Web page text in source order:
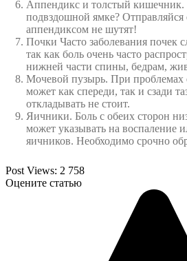
Аппендикс и толстый кишечник.
подвздошной ямке? Отправляйся
аппендиксом не шутят!
Почки Часто заболевания почек
так как боль очень часто
нижней части спины, бедрам,
Мочевой пузырь. При проблемах
может как спереди, так и сзади
откладывать не стоит.
Яичники. Боль с обеих сторон
может указывать на воспаление
яичников. Необходимо срочно
Post Views: 2 758
Оцените статью